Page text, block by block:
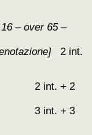
– over 65 –
2 int.
2
3